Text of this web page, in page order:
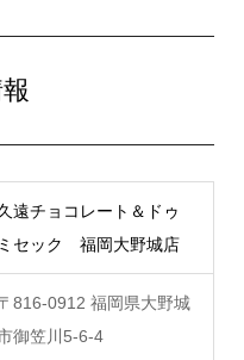
遠チョコレート＆ドゥ
ミセック 福岡大野城店
816-0912 福岡県大野城
御笠川5-6-4